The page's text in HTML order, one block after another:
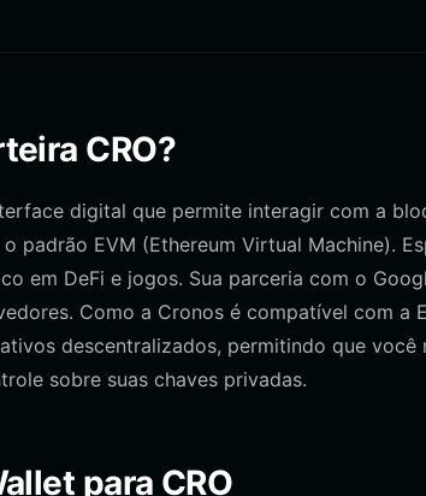
CRO?
digital que permite interagir com a
padrão EVM (Ethereum Virtual Machine).
em DeFi e jogos. Sua parceria com o
Como a Cronos é compatível com a
descentralizados, permitindo que você
sobre suas chaves privadas.
para CRO